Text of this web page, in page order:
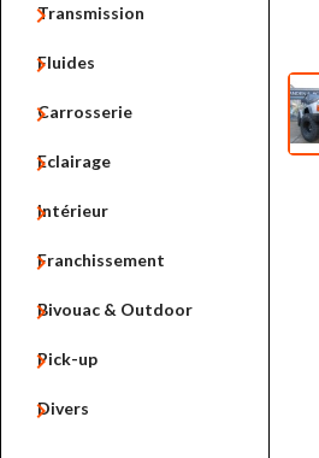
Transmission

Fluides

Carrosserie

Eclairage

Intérieur

Franchissement

Bivouac & Outdoor

Pick-up

Divers
